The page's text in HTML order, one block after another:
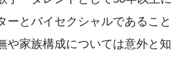
ーとバイセクシャルであること
や家族構成については意外と知